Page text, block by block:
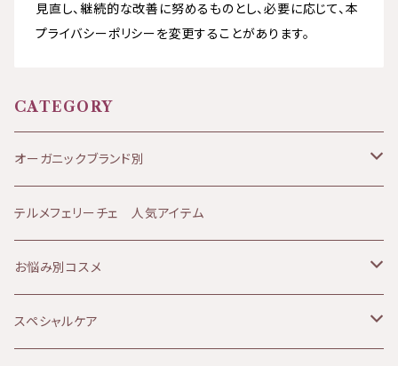
見直し、継続的な改善に努めるものとし、必要に応じて、本
プライバシーポリシーを変更することがあります。
CATEGORY
オーガニックブランド別
JANESCE（ジャネス）
ATHANOR（アタノール）
Soluna（ソルーナ）
テルメフェリーチェ 人気アイテム
お悩み別コスメ
乾燥肌
スペシャルケア